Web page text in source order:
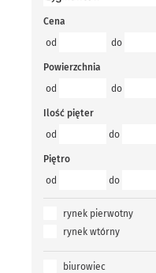
Cena
od
do
Powierzchnia
od
do
Ilość pięter
od
do
Piętro
od
do
rynek pierwotny
rynek wtórny
biurowiec